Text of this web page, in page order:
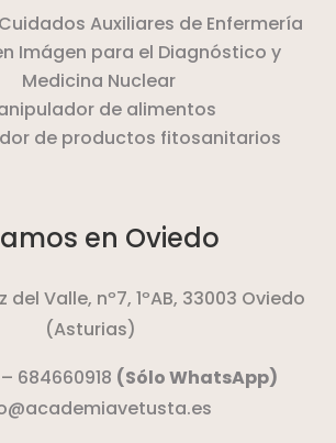
Auxiliares de Enfermería
Imágen para el Diagnóstico y
Medicina Nuclear
de alimentos
de productos fitosanitarios
en Oviedo
Valle, nº7, 1ºAB, 33003 Oviedo
(Asturias)
– 684660918 (Sólo WhatsApp)